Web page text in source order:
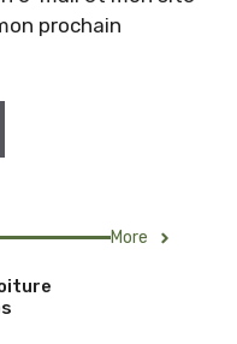
prochain
More